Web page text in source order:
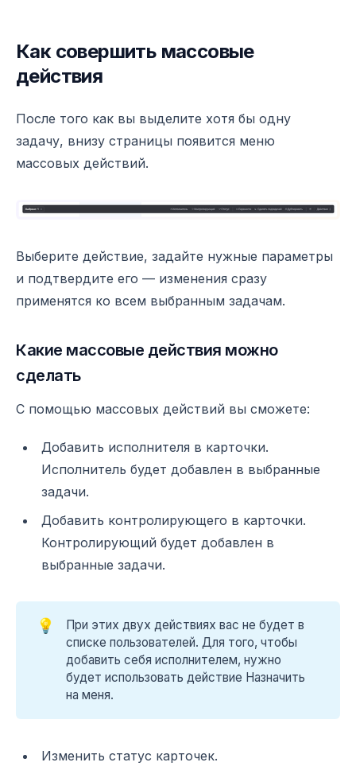
Как совершить массовые
действия
После того как вы выделите хотя бы одну
задачу, внизу страницы появится меню
массовых действий.
Выберите действие, задайте нужные параметры
и подтвердите его — изменения сразу
применятся ко всем выбранным задачам.
Какие массовые действия можно
сделать
С помощью массовых действий вы сможете:
Добавить исполнителя в карточки.
Исполнитель будет добавлен в выбранные
задачи.
Добавить контролирующего в карточки.
Контролирующий будет добавлен в
выбранные задачи.
💡
При этих двух действиях вас не будет в
списке пользователей. Для того, чтобы
добавить себя исполнителем, нужно
будет использовать действие Назначить
на меня.
Изменить статус карточек.